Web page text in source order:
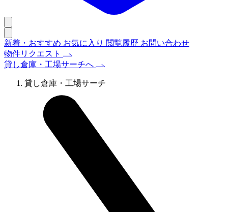
新着・おすすめ お気に入り 閲覧履歴 お問い合わせ
物件リクエスト
貸し倉庫・工場サーチへ
貸し倉庫・工場サーチ